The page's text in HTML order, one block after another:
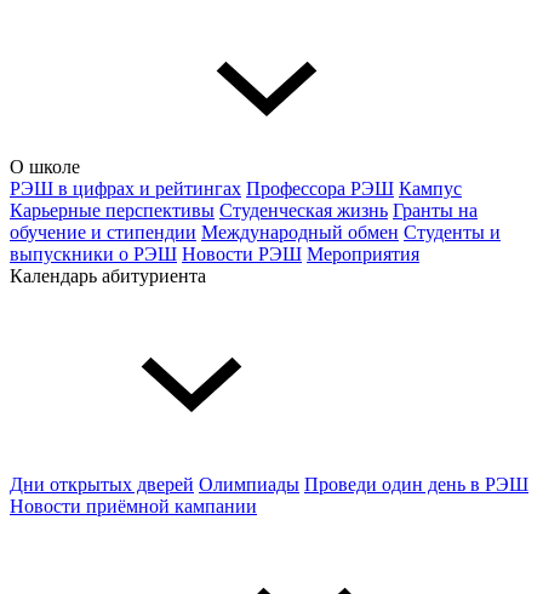
О школе
РЭШ в цифрах и рейтингах Профессора РЭШ Кампус
Карьерные перспективы Студенческая жизнь Гранты на
обучение и стипендии Международный обмен Студенты и
выпускники о РЭШ Новости РЭШ Мероприятия
Календарь абитуриента
Дни открытых дверей Олимпиады Проведи один день в РЭШ
Новости приёмной кампании